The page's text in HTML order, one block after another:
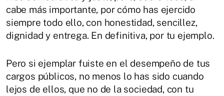
cabe más importante, por cómo has ejercido
siempre todo ello, con honestidad, sencillez,
dignidad y entrega. En definitiva, por tu ejemplo.
Pero si ejemplar fuiste en el desempeño de tus
cargos públicos, no menos lo has sido cuando
lejos de ellos, que no de la sociedad, con tu